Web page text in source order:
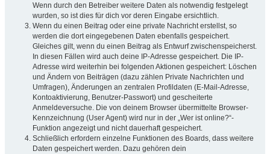
Wenn durch den Betreiber weitere Daten als notwendig festgelegt
wurden, so ist dies für dich vor deren Eingabe ersichtlich.
Wenn du einen Beitrag oder eine private Nachricht erstellst, so
werden die dort eingegebenen Daten ebenfalls gespeichert.
Gleiches gilt, wenn du einen Beitrag als Entwurf zwischenspeicherst.
In diesen Fällen wird auch deine IP-Adresse gespeichert. Die IP-
Adresse wird weiterhin bei folgenden Aktionen gespeichert: Löschen
und Ändern von Beiträgen (dazu zählen Private Nachrichten und
Umfragen), Änderungen an zentralen Profildaten (E-Mail-Adresse,
Kontoaktivierung, Benutzer-Passwort) und gescheiterte
Anmeldeversuche. Die von deinem Browser übermittelte Browser-
Kennzeichnung (User Agent) wird nur in der „Wer ist online?“-
Funktion angezeigt und nicht dauerhaft gespeichert.
Schließlich erfordern einzelne Funktionen des Boards, dass weitere
Daten gespeichert werden. Dazu gehören dein